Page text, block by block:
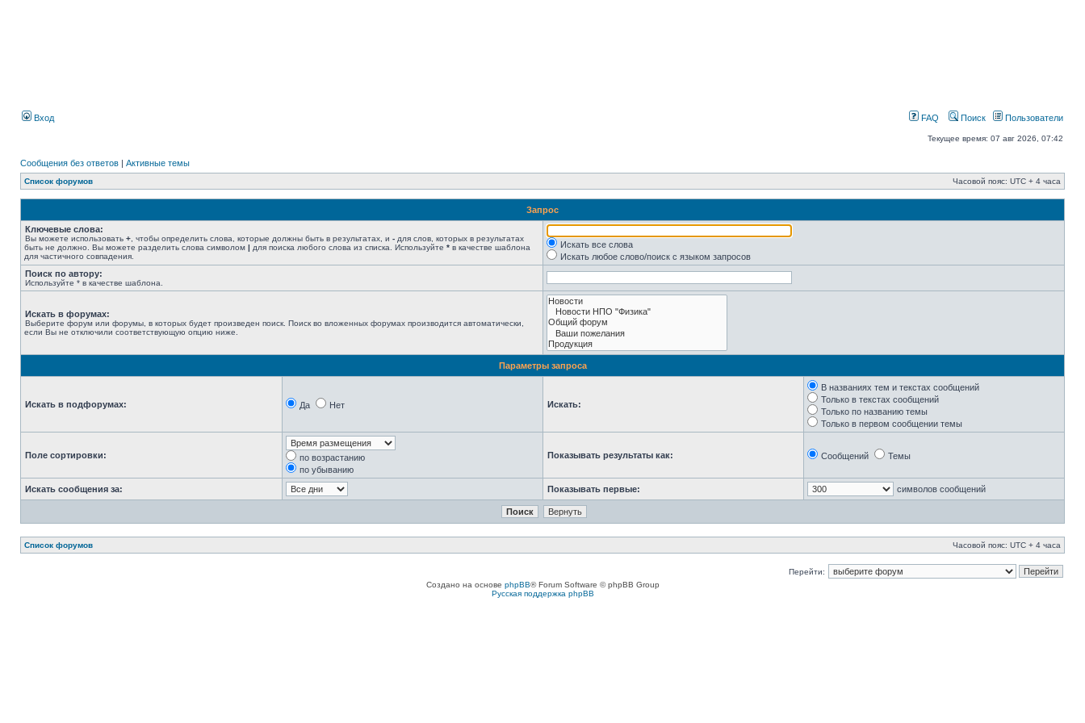
Вход FAQ Поиск Пользователи
Текущее время: 07 авг 2026, 07:42
Сообщения без ответов | Активные темы
Список форумов Часовой пояс: UTC + 4 часа
Запрос
Ключевые слова:
Вы можете использовать + , чтобы определить слова, которые должны быть в результатах, и - для слов, которых в результатах
быть не должно. Вы можете разделить слова символом | для поиска любого слова из списка. Используйте * в качестве шаблона
для частичного совпадения.
Искать все слова
Искать любое слово/поиск с языком запросов
Поиск по автору:
Используйте * в качестве шаблона.
Искать в форумах:
Выберите форум или форумы, в которых будет произведен поиск. Поиск во вложенных форумах производится автоматически,
если Вы не отключили соответствующую опцию ниже.
Параметры запроса
Искать в подфорумах: Да Нет Искать:
В названиях тем и текстах сообщений
Только в текстах сообщений
Только по названию темы
Только в первом сообщении темы
Поле сортировки:
по возрастанию
по убыванию
Показывать результаты как: Сообщений Темы
Искать сообщения за: Показывать первые: символов сообщений
Список форумов Часовой пояс: UTC + 4 часа
Перейти:
Создано на основе phpBB® Forum Software © phpBB Group
Русская поддержка phpBB